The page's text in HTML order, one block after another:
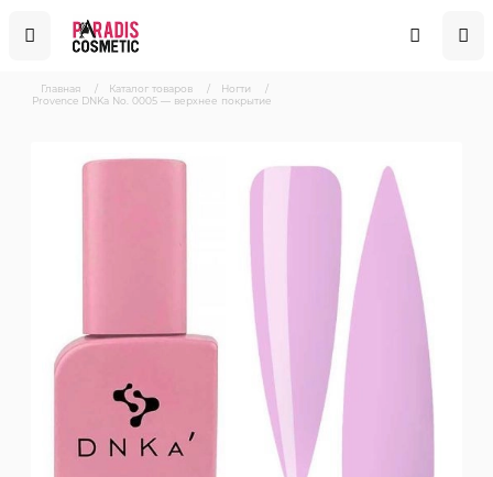
Главная / Каталог товаров / Ногти
/
Provence DNKa No. 0005 — верхнее покрытие